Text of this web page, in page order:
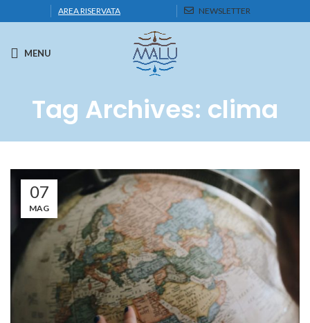
AREA RISERVATA NEWSLETTER
MENU
Tag Archives: clima
07
MAG